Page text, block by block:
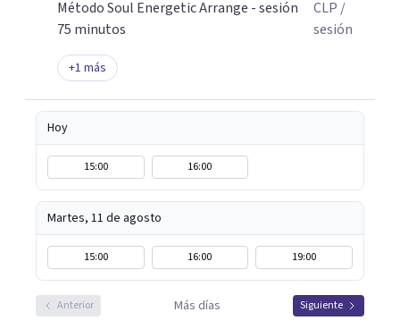
Método Soul Energetic Arrange - sesión
75 minutos
CLP /
sesión
+1 más
Hoy
15:00 16:00
Martes, 11 de agosto
15:00 16:00 19:00
Anterior Más días Siguiente